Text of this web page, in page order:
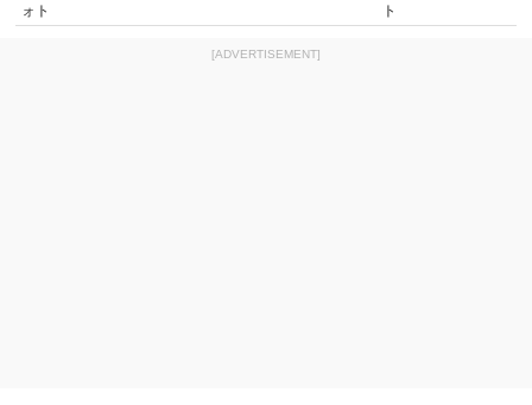
ォト
ト
[ADVERTISEMENT]